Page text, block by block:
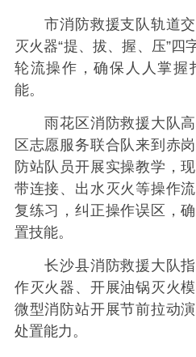
市消防救援支队轨道交
灭火器“提、拔、握、压”四
轮流操作，确保人人掌握
能。
雨花区消防救援大队高
区志愿服务联合队来到赤
防站队员开展实操教学，
带连接、出水灭火等操作
复练习，纠正操作误区，
置技能。
长沙县消防救援大队指
作灭火器、开展油锅灭火
微型消防站开展节前拉动
处置能力。